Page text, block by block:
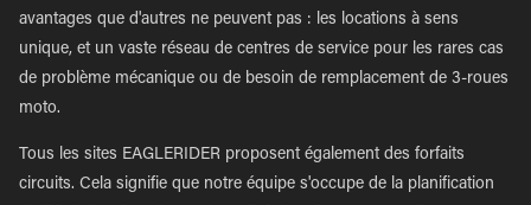
avantages que d'autres ne peuvent pas : les locations à sens
unique, et un vaste réseau de centres de service pour les rares cas
de problème mécanique ou de besoin de remplacement de 3-roues
moto.
Tous les sites EAGLERIDER proposent également des forfaits
circuits. Cela signifie que notre équipe s'occupe de la planification